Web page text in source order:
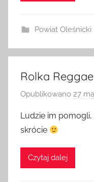
Powiat Oleśnicki
Rolka
Opublikowano 27
Ludzie im
skrócie
Czytaj dalej